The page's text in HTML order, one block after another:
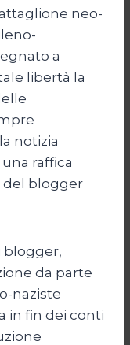
neo-
a
libertà la
notizia
raffica
del blogger
blogger,
da parte
naziste
in fin dei conti